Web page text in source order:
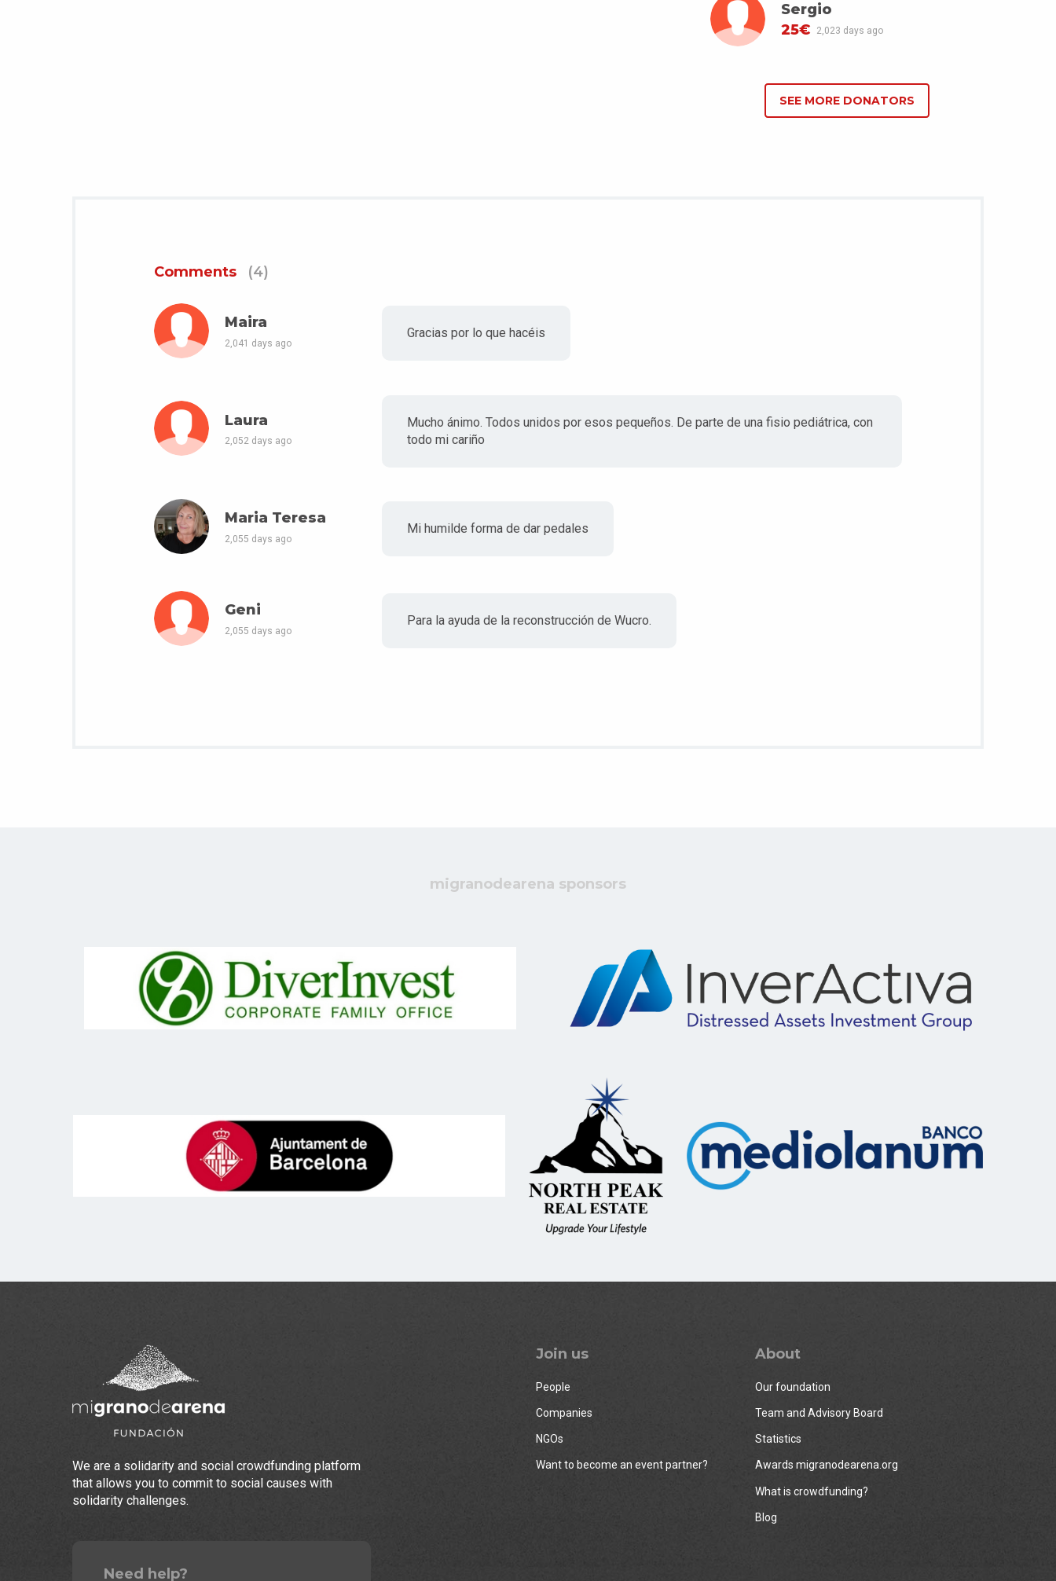
Sergio
25€
2,023 days ago
SEE MORE DONATORS
Comments (4)
Maira
2,041 days ago
Gracias por lo que hacéis
Laura
2,052 days ago
Mucho ánimo. Todos unidos por esos pequeños. De parte de una fisio pediátrica, con
todo mi cariño
Maria Teresa
2,055 days ago
Mi humilde forma de dar pedales
Geni
2,055 days ago
Para la ayuda de la reconstrucción de Wucro.
migranodearena sponsors
We are a solidarity and social crowdfunding platform
that allows you to commit to social causes with
solidarity challenges.
Need help?
Join us
People
Companies
NGOs
Want to become an event partner?
About
Our foundation
Team and Advisory Board
Statistics
Awards migranodearena.org
What is crowdfunding?
Blog